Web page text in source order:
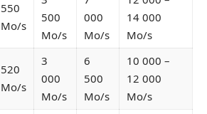
550
Mo/s
500
Mo/s
000
Mo/s
14 000
Mo/s
520
Mo/s
3
000
Mo/s
6
500
Mo/s
10 000 –
12 000
Mo/s